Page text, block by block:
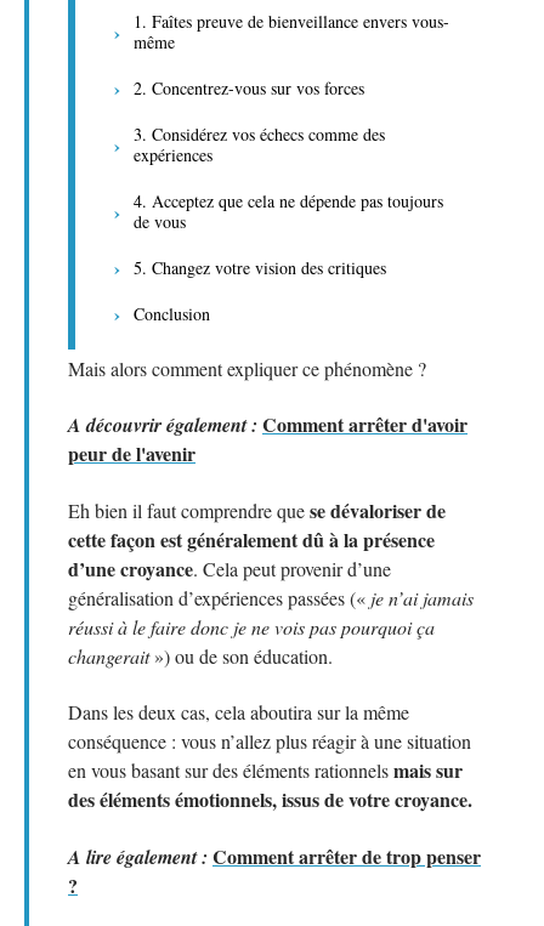
1. Faîtes preuve de bienveillance envers vous-
même
2. Concentrez-vous sur vos forces
3. Considérez vos échecs comme des
expériences
4. Acceptez que cela ne dépende pas toujours
de vous
5. Changez votre vision des critiques
Conclusion
Mais alors comment expliquer ce phénomène ?
A découvrir également : Comment arrêter d'avoir
peur de l'avenir
Eh bien il faut comprendre quese dévaloriser de
cette façon est généralement dû à la présence
d’une croyance. Cela peut provenir d’une
généralisation d’expériences passées (« je n’ai jamais
réussi à le faire donc je ne vois pas pourquoi ça
changerait») ou de son éducation.
Dans les deux cas, cela aboutira sur la même
conséquence : vous n’allez plus réagir à une situation
en vous basant sur des éléments rationnelsmais sur
des éléments émotionnels, issus de votre croyance.
A lire également : Comment arrêter de trop penser
?